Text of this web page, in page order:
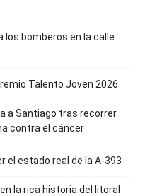
los bomberos en la calle
Talento Joven 2026
a Santiago tras recorrer
contra el cáncer
el estado real de la A-393
la rica historia del litoral